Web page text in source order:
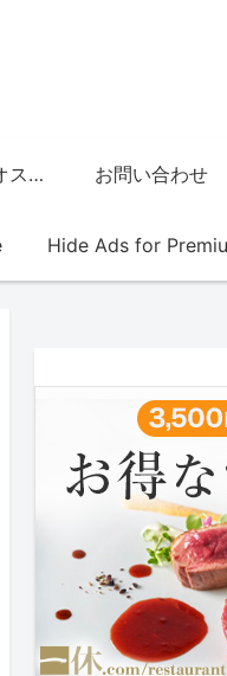
グッチジャパン的オススメ店 お問い合わせ